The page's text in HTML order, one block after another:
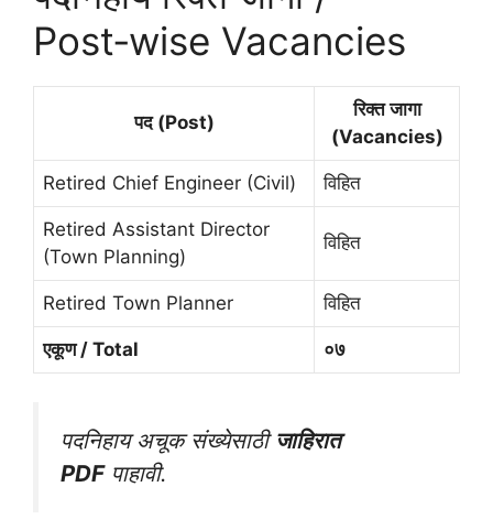
Post‑wise Vacancies
पद (Post)
रिक्त जागा
(Vacancies)
Retired Chief Engineer (Civil) विहित
Retired Assistant Director
(Town Planning)
विहित
Retired Town Planner विहित
एकूण / Total ०७
पदनिहाय अचूक संख्येसाठी जाहिरात
PDFपाहावी.